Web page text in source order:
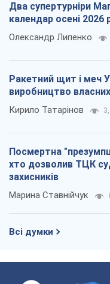
Два супертурніри
календар осені 2026
Олександр Липенко
Ракетний щит і меч
виробництво
Кирило Татарінов
Посмертна
хто дозволив ТЦК
захисників
Марина Ставнійчук
Всі думки